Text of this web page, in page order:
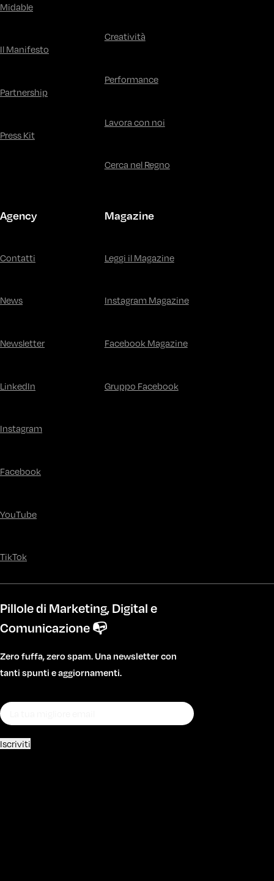
Midable
Il Manifesto
Partnership
Press Kit
Creatività
Performance
Lavora con noi
Cerca nel Regno
Agency
Contatti
News
Newsletter
LinkedIn
Instagram
Facebook
YouTube
TikTok
Magazine
Leggi il Magazine
Instagram Magazine
Facebook Magazine
Gruppo Facebook
Pillole di Marketing, Digital e
Comunicazione 📭
Zero fuffa, zero spam. Una newsletter con
tanti spunti e aggiornamenti.
Iscriviti